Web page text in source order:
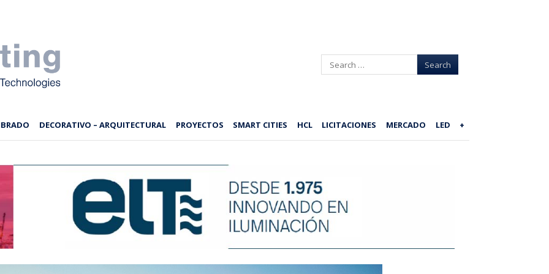
Search
DECORATIVO – ARQUITECTURAL PROYECTOS SMART CITIES HCL LICITACIONES MERCADO LED +